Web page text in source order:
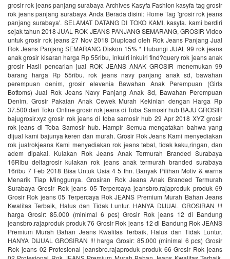
grosir rok jeans panjang surabaya Archives Kasyfa Fashion kasyfa tag grosir
rok jeans panjang surabaya Anda Berada disini: Home Tag 'grosir rok jeans
panjang surabaya'. SELAMAT DATANG DI TOKO KAMI. kasyfa. kami berdiri
sejak tahun 2018 JUAL ROK JEANS PANJANG SEMARANG, GROSIR Video
untuk grosir rok jeans 27 Nov 2018 Diupload oleh Rok Jeans Panjang Jual
Rok Jeans Panjang SEMARANG Diskon 15% * Hubungi JUAL 99 rok jeans
anak grosir kisaran harga Rp 55ribu, inkuiri inkuiri find?query rok jeans anak
grosir Hasil pencarian jual ROK JEANS ANAK GROSIR menemukan 99
barang harga Rp 55ribu. rok jeans navy panjang anak sd, bawahan
perempuan denim, grosir elevenia Bawahan Anak Perempuan (Girls
Bottoms) Jual Rok Jeans Navy Panjang Anak Sd, Bawahan Perempuan
Denim, Grosir Pakaian Anak Cewek Murah Kekinian dengan Harga Rp
37.500 dari Toko Online grosir rok jeans di Toba Samosir hub BAJU GROSIR
bajugrosir.xyz grosir rok jeans di toba samosir hub 29 Apr 2018 XYZ grosir
rok jeans di Toba Samosir hub. Hampir Semua mengatakan bahwa yang
dijual kami bajunya keren dan murah. Grosir Rok Jeans Kami menyediakan
rok jualrokjeans Kami menyediakan rok jeans tebal, tidak kaku,ringan, dan
adem dipakai. Kulakan Rok Jeans Anak Termurah Branded Surabaya
16Ribu deltagrosir kulakan rok jeans anak termurah branded surabaya
16ribu 7 Feb 2018 Bisa Untuk Usia 4 5 thn. Banyak Pilihan Motiv & warna
Menarik Tiap Minggunya. Grosiran Rok Jeans Anak Branded Termurah
Surabaya Grosir Rok jeans 05 Terpercaya jeansbro.rajaproduk produk 69
Grosir Rok jeans 05 Terpercaya Rok JEANS Premium Murah Bahan Jeans
Kwalitas Terbaik, Halus dan Tidak Luntur. HANYA DIJUAL GROSIRAN !!!
harga Grosir: 85.000 (minimal 6 pcs) Grosir Rok jeans 12 di Bandung
jeansbro.rajaproduk produk 76 Grosir Rok jeans 12 di Bandung Rok JEANS
Premium Murah Bahan Jeans Kwalitas Terbaik, Halus dan Tidak Luntur.
HANYA DIJUAL GROSIRAN !!! harga Grosir: 85.000 (minimal 6 pcs) Grosir
Rok jeans 02 Profesional jeansbro.rajaproduk produk 66 Grosir Rok jeans